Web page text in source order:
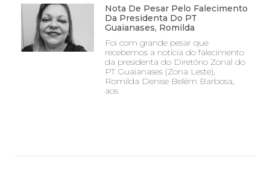
Nota De Pesar Pelo Falecimento
Da Presidenta Do PT
Guaianases, Romilda
Foi com grande pesar que
recebemos a notícia do falecimento
da presidenta do Diretório Zonal do
PT Guaianases (Zona Leste),
Romilda Denise Belém Barbosa,
aos